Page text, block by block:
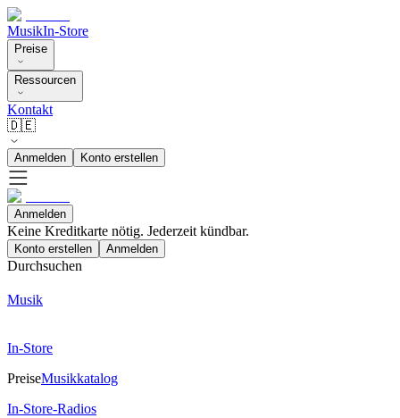
MusikIn-Store
Preise
Ressourcen
Kontakt
🇩🇪
Anmelden Konto erstellen
Anmelden
Keine Kreditkarte nötig. Jederzeit kündbar.
Konto erstellen Anmelden
Durchsuchen
Musik
In-Store
PreiseMusikkatalog
In-Store-Radios